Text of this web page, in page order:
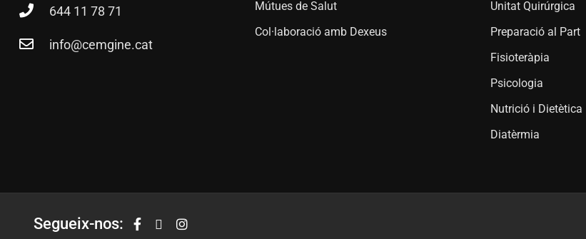
644 11 78 71
info@cemgine.cat
Mútues de Salut
Col·laboració amb Dexeus
Unitat Quirúrgica
Preparació al Part
Fisioteràpia
Psicologia
Nutrició i Dietètica
Diatèrmia
Segueix-nos: